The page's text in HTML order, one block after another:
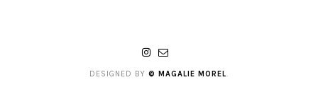
DESIGNED BY © MAGALIE MOREL.